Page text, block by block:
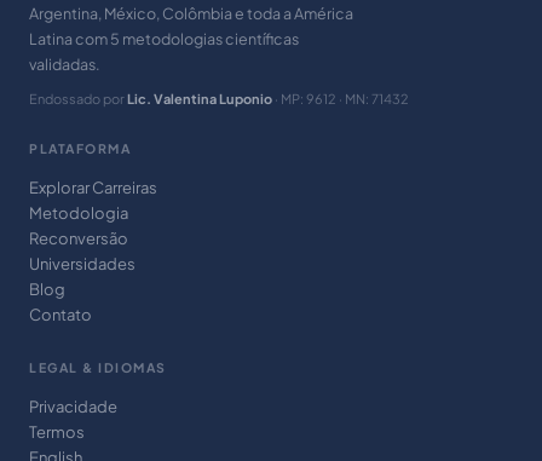
Argentina, México, Colômbia e toda a América
Latina com 5 metodologias científicas
validadas.
Endossado por Lic. Valentina Luponio · MP: 9612 · MN: 71432
PLATAFORMA
Explorar Carreiras
Metodologia
Reconversão
Universidades
Blog
Contato
LEGAL & IDIOMAS
Privacidade
Termos